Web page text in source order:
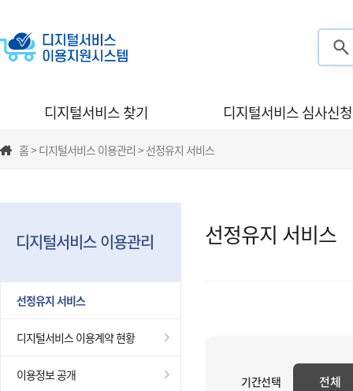
디지털서비스 찾기 디지털서비스 심사신청
홈 > 디지털서비스 이용관리 > 선정유지 서비스
디지털서비스 이용관리
선정유지 서비스
디지털서비스 이용계약 현황
이용정보 공개
선정유지 서비스
기간선택 전체